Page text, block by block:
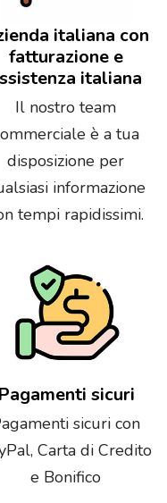
italiana con
fatturazione e
italiana
Il nostro team
è a tua
disposizione per
informazione
tempi rapidissimi.
Pagamenti sicuri
sicuri con
Carta di Credito
e Bonifico